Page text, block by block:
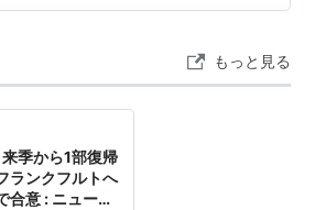
潤一が在籍し、2012-13シーズン
ている。1990年代半ばからブンデ
行き来するヨーヨークラブになって
）｜日本 ４）ユルゲン・グラ
もっと見る
季から1部復帰
ランクフルトへ
合意 : ニュース